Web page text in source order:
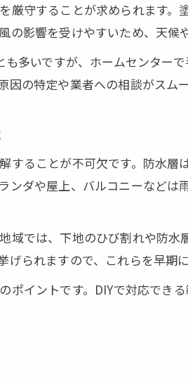
ベランダの雨漏り防止策を考
DIYでできるベランダ防水
防水工事が重要なベラン
防水工事に迷う方のためのDIY
防水工事DIYを始める前の
防水工事に挑戦する際の
DIYで防水工事を行うため
厳守することが求められます
影響を受けやすいため、天候
多いですが、ホームセンター
の特定や業者への相談がスムー
することが不可欠です。防水
ンダや屋上、バルコニーなど
域では、下地のひび割れや防
られますので、これらを早期
ポイントです。DIYで対応でき